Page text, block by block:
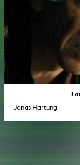
Jonas Hartung